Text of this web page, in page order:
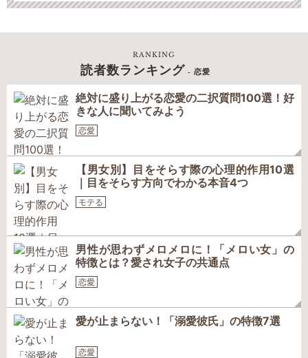
RANKING
読者数ランキング - 恋愛
絶対に盛り上がる恋愛の二択質問100選！好
きな人に聞いてみよう
恋愛
【男女別】目をそらす際の心理的作用10選
｜目をそらす方向でわかる本音4つ
モテる
男性が思わずメロメロに！「メロい女」の
特徴とは？愛され女子の共通点
恋愛
愛が止まらない！「溺愛彼氏」の特徴7選
恋愛